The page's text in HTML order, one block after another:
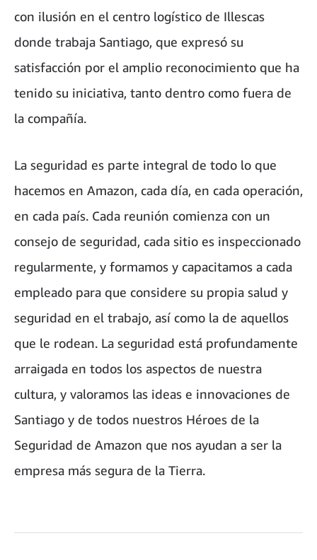
con ilusión en el centro logístico de Illescas
donde trabaja Santiago, que expresó su
satisfacción por el amplio reconocimiento que ha
tenido su iniciativa, tanto dentro como fuera de
la compañía.
La seguridad es parte integral de todo lo que
hacemos en Amazon, cada día, en cada operación,
en cada país. Cada reunión comienza con un
consejo de seguridad, cada sitio es inspeccionado
regularmente, y formamos y capacitamos a cada
empleado para que considere su propia salud y
seguridad en el trabajo, así como la de aquellos
que le rodean. La seguridad está profundamente
arraigada en todos los aspectos de nuestra
cultura, y valoramos las ideas e innovaciones de
Santiago y de todos nuestros Héroes de la
Seguridad de Amazon que nos ayudan a ser la
empresa más segura de la Tierra.